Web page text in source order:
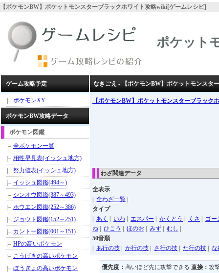
【ポケモンBW】ポケットモンスターブラックホワイト攻略wiki[ゲームレシピ]
ポケット
なきごえ - 【ポケモンBW】ポケットモンスタ
【ポケモンBW】ポケットモンスターブラック
わざ関連データ
全表示
全わざ一覧
タイプ
あく いわ エスパー かくとう くさ
ゴー
ね
ひこう ほのお みず むし
50音順
あ行の技 か行の技 さ行の技 た行の技 な
優先度： 高いほど先に攻撃できる 直接： 攻
ゲーム攻略予定
ポケモンXY
ポケモンBW攻略データ
ポケモン図鑑
全ポケモン一覧
相性早見表(イッシュ地方)
努力値表(イッシュ地方)
イッシュ図鑑(494～)
シンオウ図鑑(387～493)
ホウエン図鑑(252～386)
ジョウト図鑑(152～251)
カントー図鑑(001～151)
HPの高いポケモン
こうげきの高いポケモン
ぼうぎょの高いポケモン